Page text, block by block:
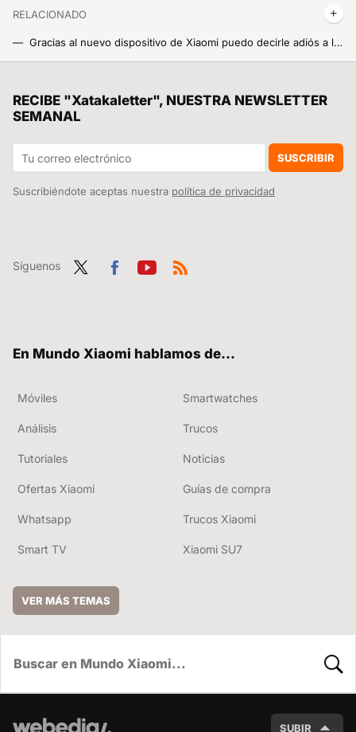
RELACIONADO
Gracias al nuevo dispositivo de Xiaomi puedo decirle adiós a la obsesión de que la puerta de casa está abierta
108 LEDs de espectro completo para que trabajar con poca luz sea pan comido: así es la renovación de uno de los mejores inventos de Xiaomi
RECIBE "Xatakaletter", NUESTRA NEWSLETTER
SEMANAL
SUSCRIBIR
Suscribiéndote aceptas nuestra política de privacidad
Síguenos
En Mundo Xiaomi hablamos de...
Móviles Smartwatches
Análisis Trucos
Tutoriales Noticias
Ofertas Xiaomi Guías de compra
Whatsapp Trucos Xiaomi
Smart TV Xiaomi SU7
VER MÁS TEMAS
SUBIR